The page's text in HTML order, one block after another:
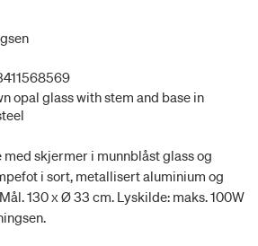
opal glass with stem and base in
skjermer i munnblåst glass og
i sort, metallisert aluminium og
130 x Ø 33 cm. Lyskilde: maks. 100W